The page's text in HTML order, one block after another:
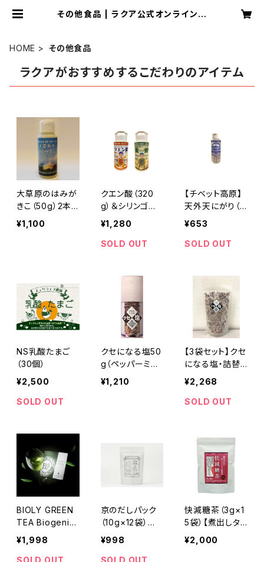
その他食品 | ラクア公式オンラインシ
HOME その他食品
ラクアがおすすめするこだわりのアイテム
大草原のはみが
きこ（50g）2本
セット【緑化支援
品】
¥1,100
クエン酸（320
g）＆シリンゴル
天然重曹（380
g）
¥1,280
SOLD OUT
【チベット高原】
天外天にがり（1
00ml）※麦飯石
¥653
SOLD OUT
NS乳酸たまご
（30個）
¥2,500
SOLD OUT
クセになる塩50
g（ペッパーミル
入り）【緑化支援
品】
¥1,210
【3袋セット】クセ
になる塩・詰替
え袋250g【緑化
支援品】
¥2,268
SOLD OUT
BIOLY GREEN
TEA Biogenics
Plus（3g×10包）
※ティーバッグ
タイプ
¥1,998
SOLD OUT
京のだしパック
（10g×12袋）※
無添加
¥998
SOLD OUT
快減糖茶（3g×1
5袋）【煮出しタ
イプ】
¥2,000